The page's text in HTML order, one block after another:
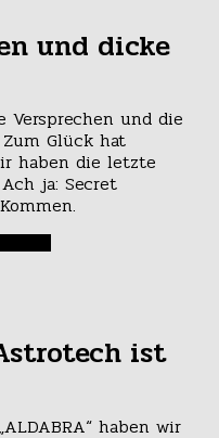
und dicke
Versprechen und die
Glück hat
haben die letzte
ja: Secret
ist
haben wir